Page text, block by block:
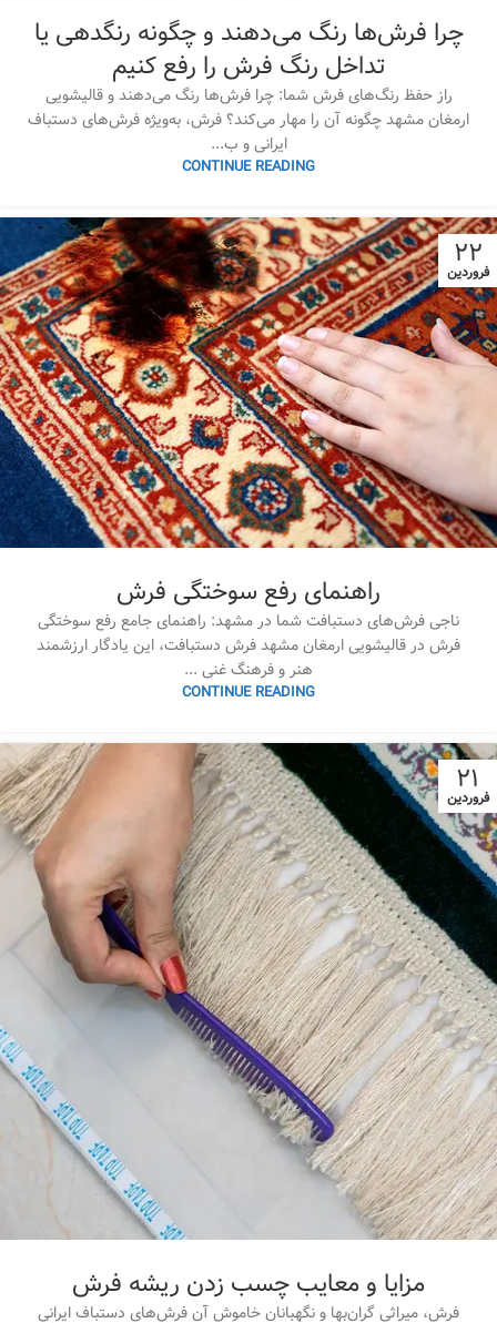
چرا فرش‌ها رنگ می‌دهند و چگونه رنگدهی یا
تداخل رنگ فرش را رفع کنیم
راز حفظ رنگ‌های فرش شما: چرا فرش‌ها رنگ می‌دهند و قالیشویی
ارمغان مشهد چگونه آن را مهار می‌کند؟ فرش، به‌ویژه فرش‌های دستباف
ایرانی و ب...
CONTINUE READING
۲۲
فروردین
راهنمای رفع سوختگی فرش
ناجی فرش‌های دستبافت شما در مشهد: راهنمای جامع رفع سوختگی
فرش در قالیشویی ارمغان مشهد فرش دستبافت، این یادگار ارزشمند
هنر و فرهنگ غنی ...
CONTINUE READING
۲۱
فروردین
مزایا و معایب چسب زدن ریشه فرش
فرش، میراثی گران‌بها و نگهبانان خاموش آن فرش‌های دستباف ایرانی